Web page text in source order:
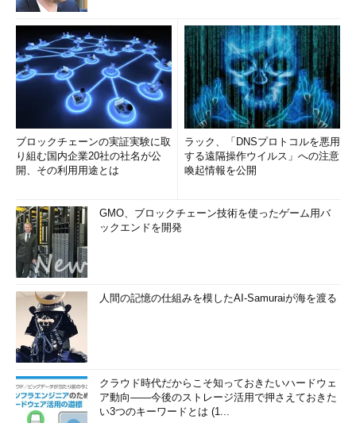
ブロックチェーンの実証実験に取
り組む国内企業20社の社名が公
開、その利用用途とは
ラック、「DNSプロトコルを悪用
する遠隔操作ウイルス」への注意
喚起情報を公開
GMO、ブロックチェーン技術を使ったゲーム用バ
ックエンドを開発
人間の記憶の仕組みを模したAI-Samuraiが海を渡る
クラウド時代だからこそ知っておきたいハードウェ
ア動向――今後のストレージ活用で押さえておきた
い3つのキーワードとは (1...